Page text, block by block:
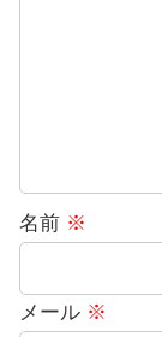
名前 ※
メール ※